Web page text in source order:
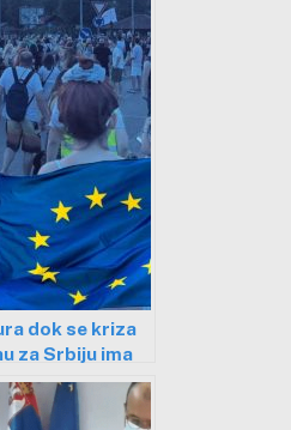
dok se kriza
za Srbiju ima